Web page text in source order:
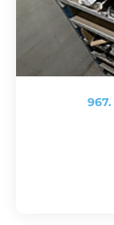
967.